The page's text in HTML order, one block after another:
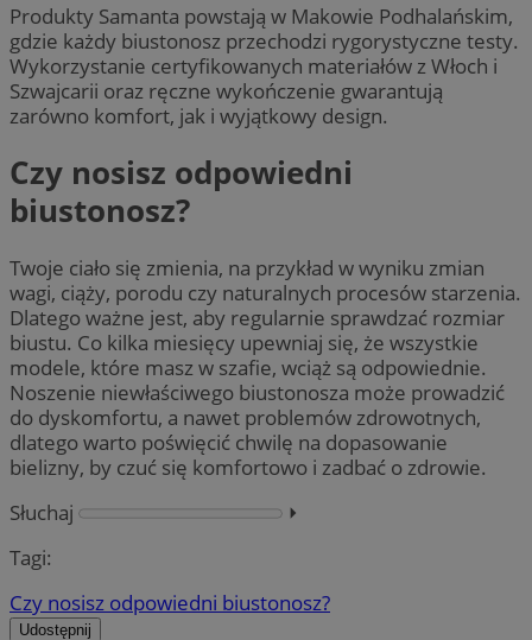
Produkty Samanta powstają w Makowie Podhalańskim,
gdzie każdy biustonosz przechodzi rygorystyczne testy.
Wykorzystanie certyfikowanych materiałów z Włoch i
Szwajcarii oraz ręczne wykończenie gwarantują
zarówno komfort, jak i wyjątkowy design.
Czy nosisz odpowiedni
biustonosz?
Twoje ciało się zmienia, na przykład w wyniku zmian
wagi, ciąży, porodu czy naturalnych procesów starzenia.
Dlatego ważne jest, aby regularnie sprawdzać rozmiar
biustu. Co kilka miesięcy upewniaj się, że wszystkie
modele, które masz w szafie, wciąż są odpowiednie.
Noszenie niewłaściwego biustonosza może prowadzić
do dyskomfortu, a nawet problemów zdrowotnych,
dlatego warto poświęcić chwilę na dopasowanie
bielizny, by czuć się komfortowo i zadbać o zdrowie.
Słuchaj
⏵︎
Tagi:
Czy nosisz odpowiedni biustonosz?
Udostępnij